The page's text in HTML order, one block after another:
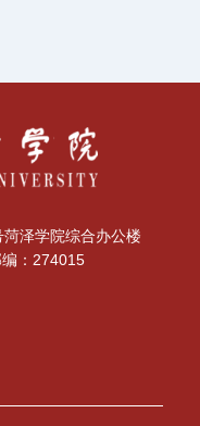
泽学院综合办公楼
：274015